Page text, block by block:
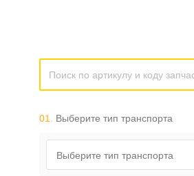
01. Выберите тип транспорта
Выберите тип транспорта